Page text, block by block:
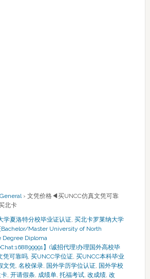
› 文凭价格◀买UNCC仿真文凭可靠
北卡
学夏洛特分校毕业证认证, 买北卡罗莱纳大学
Master University of North
Degree Diploma
】(诚招代理)办理国外高校毕
凭可靠吗, 买UNCC学位证, 买UNCC本科毕业
文凭, 名校保录, 国外学历学位认证, 国外学校
, 开请假条, 成绩单, 托福考试, 改成绩, 改